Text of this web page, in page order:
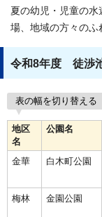
夏の幼児・児童の
場、地域の方々のふ
令和8年度 徒渉
表の幅を切り替える
地区
名
公園名
金華 白木町公園
梅林 金園公園